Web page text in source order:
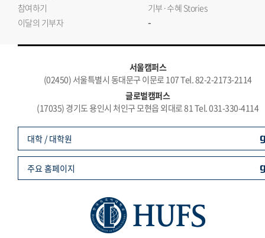
참여하기
기부·수혜 Stories
이달의 기부자
-
서울캠퍼스
(02450) 서울특별시 동대문구 이문로 107 Tel. 82-2-2173-2114
글로벌캠퍼스
(17035) 경기도 용인시 처인구 모현읍 외대로 81 Tel. 031-330-4114
대학 / 대학원
주요 홈페이지